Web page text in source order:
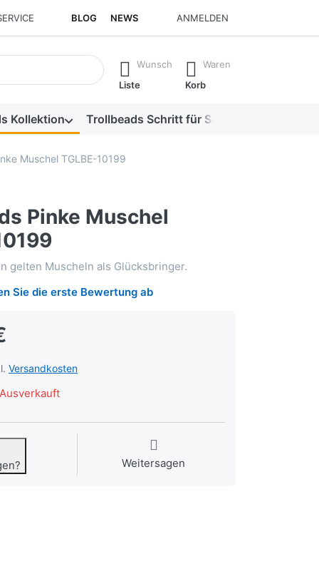
BLOG NEWS ANMELDEN
erste Ergebnisse. Drücken Sie die Eingabetaste, um alle
Wunsch
Liste
Waren
Korb
Kollektion Trollbeads Schritt für Schritt
Muschel TGLBE-10199
Pinke Muschel
gelten Muscheln als Glücksbringer.
Sie die erste Bewertung ab
Versandkosten
Ausverkauft
Weitersagen